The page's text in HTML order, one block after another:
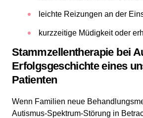
leichte Reizungen an der
kurzzeitige Müdigkeit oder
Stammzellentherapie bei
Erfolgsgeschichte eines
Patienten
Wenn Familien neue
Autismus-Spektrum-Störung in